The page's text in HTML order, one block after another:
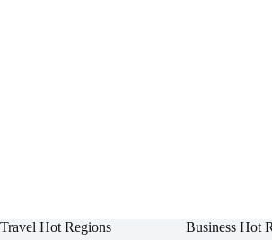
Travel Hot Regions Business Hot